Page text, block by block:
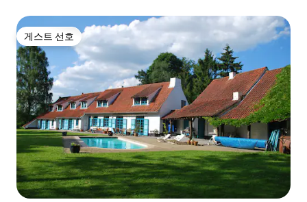
게스트 선호
게스트 선호